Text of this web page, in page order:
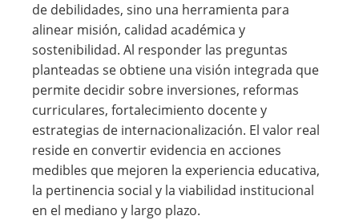
de debilidades, sino una herramienta para
alinear misión, calidad académica y
sostenibilidad. Al responder las preguntas
planteadas se obtiene una visión integrada que
permite decidir sobre inversiones, reformas
curriculares, fortalecimiento docente y
estrategias de internacionalización. El valor real
reside en convertir evidencia en acciones
medibles que mejoren la experiencia educativa,
la pertinencia social y la viabilidad institucional
en el mediano y largo plazo.